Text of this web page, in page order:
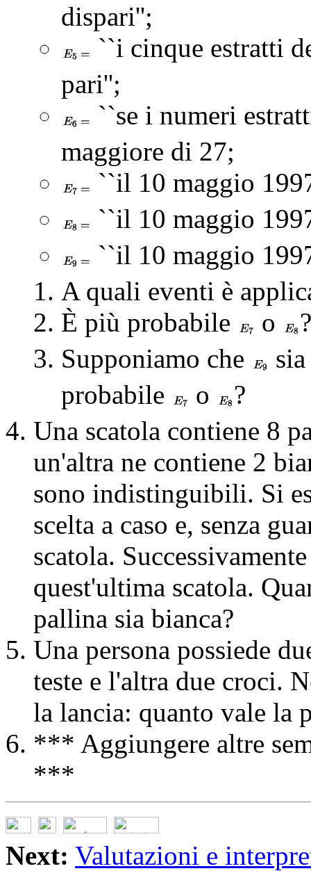
dispari'';
``i cinque estratti
pari'';
``se i numeri
maggiore di 27;
``il 10 maggio
``il 10 maggio
``il 10 maggio
A quali eventi è
È più probabile
o
?
Supponiamo che
probabile
o
?
Una scatola contiene 8
un'altra ne contiene 2
sono indistinguibili. Si
scelta a caso e, senza
scatola.
quest'ultima scatola.
pallina sia bianca?
Una persona possiede
teste e l'altra due croci.
la lancia: quanto vale la
*** Aggiungere altre
***
Next: Valutazioni e